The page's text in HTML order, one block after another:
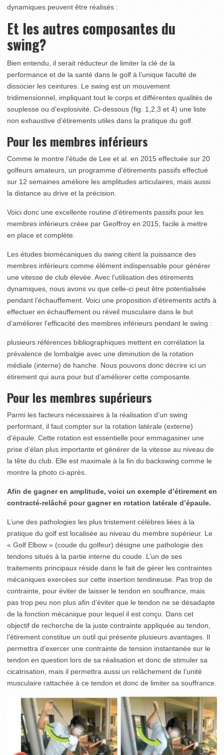
dynamiques peuvent être réalisés :
Et les autres composantesdu
swing?
Bien entendu, il serait réducteur de limiter la clé de la
performance et de la santé dans le golf à l’unique faculté de
dissocier les ceintures. Le swing est un mouvement
tridimensionnel, impliquant tout le corps et différentes qualités de
souplesse ou d’explosivité. Ci-dessous (fig. 1,2,3 et 4) une liste
non exhaustive d’étirements utiles dans la pratique du golf.
Pour les membres inférieurs
Comme le montre l’étude de Lee et al. en 2015 effectuée sur 20
golfeurs amateurs, un programme d’étirements passifs effectué
sur 12 semaines améliore les amplitudes articulaires, mais aussi
la distance au drive et la précision.
Voici donc une excellente routine d’étirements passifs pour les
membres inférieurs créee par Geoffroy en 2015, facile à mettre
en place et complète.
Les études biomécaniques du swing citent la puissance des
membres inférieurs comme élément indispensable pour générer
une vitesse de club élevée. Avec l’utilisation des étirements
dynamiques, nous avons vu que celle-ci peut être potentialisée
pendant l’échauffement. Voici une proposition d’étirements actifs à
effectuer en échauffement ou réveil musculaire dans le but
d’améliorer l’efficacité des membres inférieurs pendant le swing :
plusieurs références bibliographiques mettent en corrélation la
prévalence de lombalgie avec une diminution de la rotation
médiale (interne) de hanche. Nous pouvons donc décrire ici un
étirement qui aura pour but d’améliorer cette composante.
Pour les membres supérieurs
Parmi les facteurs nécessaires à la réalisation d’un swing
performant, il faut compter sur la rotation latérale (externe)
d’épaule. Cette rotation est essentielle pour emmagasiner une
prise d’élan plus importante et générer de la vitesse au niveau de
la tête du club. Elle est maximale à la fin du backswing comme le
montre la photo ci-après.
Afin de gagner en amplitude, voici un exemple d’étirement en
contracté-relâché pour gagner en rotation latérale d’épaule.
L’une des pathologies les plus tristement célèbres liées à la
pratique du golf est localisée au niveau du membre supérieur. Le
« Golf Elbow » (coude du golfeur) désigne une pathologie des
tendons situés à la partie interne du coude. L’un de ses
traitements principaux réside dans le fait de gérer les contraintes
mécaniques exercées sur cette insertion tendineuse. Pas trop de
contrainte, pour éviter de laisser le tendon en souffrance, mais
pas trop peu non plus afin d’éviter que le tendon ne se désadapte
de la fonction mécanique pour lequel il est conçu. Dans cet
objectif de recherche de la juste contrainte appliquée au tendon,
l’étirement constitue un outil qui présente plusieurs avantages. Il
permettra d’exercer une contrainte de tension instantanée sur le
tendon en question lors de sa réalisation et donc de stimuler sa
cicatrisation, mais il permettra aussi un relâchement de l’unité
musculaire rattachée à ce tendon et donc de limiter sa souffrance.